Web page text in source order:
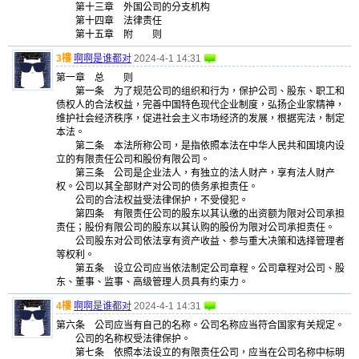
第十三章 外国公司的分支机构
第十四章 法律责任
第十五章 附 则
3樓 啊啊是谁都对 2024-4-1 14:31
第一章 总 则
第一条 为了规范公司的组织和行为，保护公司、股东、职工和
债权人的合法权益，完善中国特色现代企业制度，弘扬企业家精神，
维护社会经济秩序，促进社会主义市场经济的发展，根据宪法，制定
本法。
第二条 本法所称公司，是指依照本法在中华人民共和国境内设
立的有限责任公司和股份有限公司。
第三条 公司是企业法人，有独立的法人财产，享有法人财产
权。公司以其全部财产对公司的债务承担责任。
公司的合法权益受法律保护，不受侵犯。
第四条 有限责任公司的股东以其认缴的出资额为限对公司承担
责任；股份有限公司的股东以其认购的股份为限对公司承担责任。
公司股东对公司依法享有资产收益、参与重大决策和选择管理者
等权利。
第五条 设立公司应当依法制定公司章程。公司章程对公司、股
东、董事、监事、高级管理人员具有约束力。
4樓 啊啊是谁都对 2024-4-1 14:31
第六条 公司应当有自己的名称。公司名称应当符合国家有关规定。
公司的名称权受法律保护。
第七条 依照本法设立的有限责任公司，应当在公司名称中标明